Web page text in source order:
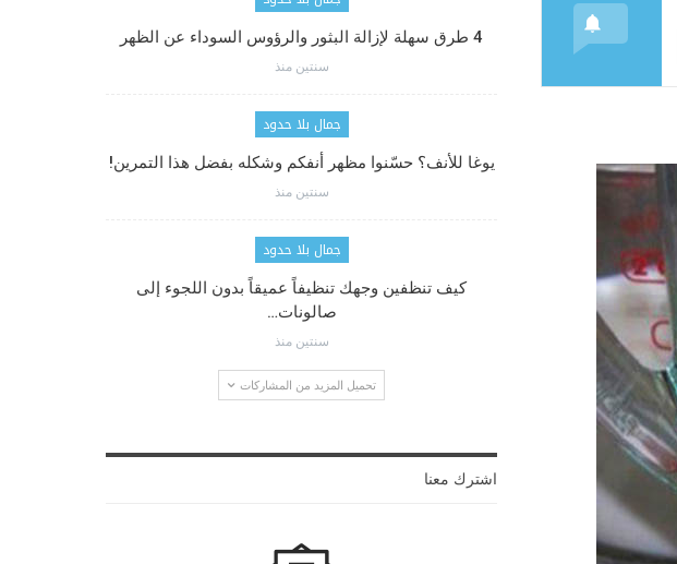
4 طرق سهلة لإزالة البثور والرؤوس السوداء عن الظهر
سنتين منذ
جمال بلا حدود
يوغا للأنف؟ حسّنوا مظهر أنفكم وشكله بفضل هذا التمرين!
سنتين منذ
جمال بلا حدود
كيف تنظفين وجهك تنظيفاً عميقاً بدون اللجوء إلى
صالونات…
سنتين منذ
تحميل المزيد من المشاركات
اشترك معنا